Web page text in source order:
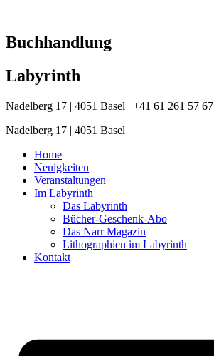
springen
Buchhandlung
Labyrinth
Nadelberg 17 | 4051 Basel | +41 61 261 57 67
Nadelberg 17 | 4051 Basel
Home
Neuigkeiten
Veranstaltungen
Im Labyrinth
Das Labyrinth
Bücher-Geschenk-Abo
Das Narr Magazin
Lithographien im Labyrinth
Kontakt